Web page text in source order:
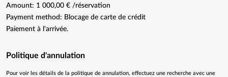
Amount: 1 000,00 € /réservation
Payment method: Blocage de carte de crédit
Paiement à l'arrivée.
Politique d'annulation
Pour voir les détails de la politique de annulation, effectuez une recherche avec une